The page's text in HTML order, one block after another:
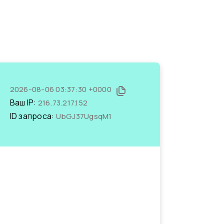
2026-08-06 03:37:30 +0000
Ваш IP: 216.73.217.152
ID запроса: UbGJ37UgsqM1